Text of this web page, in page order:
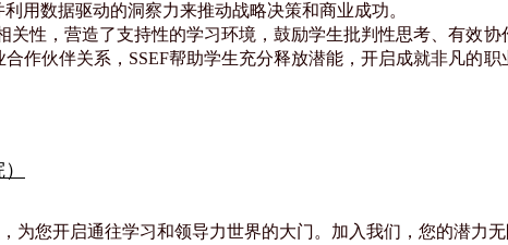
用数据驱动的洞察力来推动战略决策和商业成功。
关性，营造了支持性的学习环境，鼓励学生批判性思考、有效
作伙伴关系，SSEF帮助学生充分释放潜能，开启成就非凡的
为您开启通往学习和领导力世界的大门。加入我们，您的潜力无